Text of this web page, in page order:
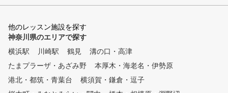
706ヤード、最長ホール124ヤ
あるコースです。 ■天然芝打席
国内でも珍しい直接芝から打て
に近い感覚と緊張感で練習する
ことができます。 ■アプローチ
大人気の芝から直接打てるアプ
ローチ練習場です。 高麗芝と
約、自分に合ったプロの
他のレッスン施設を探す
神奈川県のエリアで探す
横浜駅
川崎駅 鶴見
溝の口・高津
たまプラーザ・あざみ野
本厚木・海老名・伊勢原
港北・都筑・青葉台
横須賀・鎌倉・逗子